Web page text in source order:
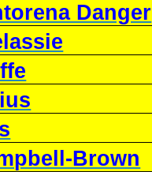
Danger
Brown